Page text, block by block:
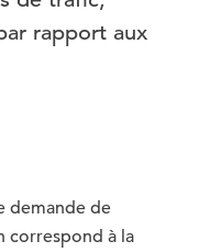
rapport aux
demande de
correspond à la